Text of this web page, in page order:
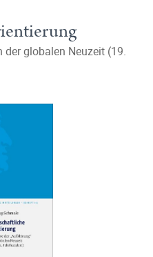
der globalen Neuzeit (19.